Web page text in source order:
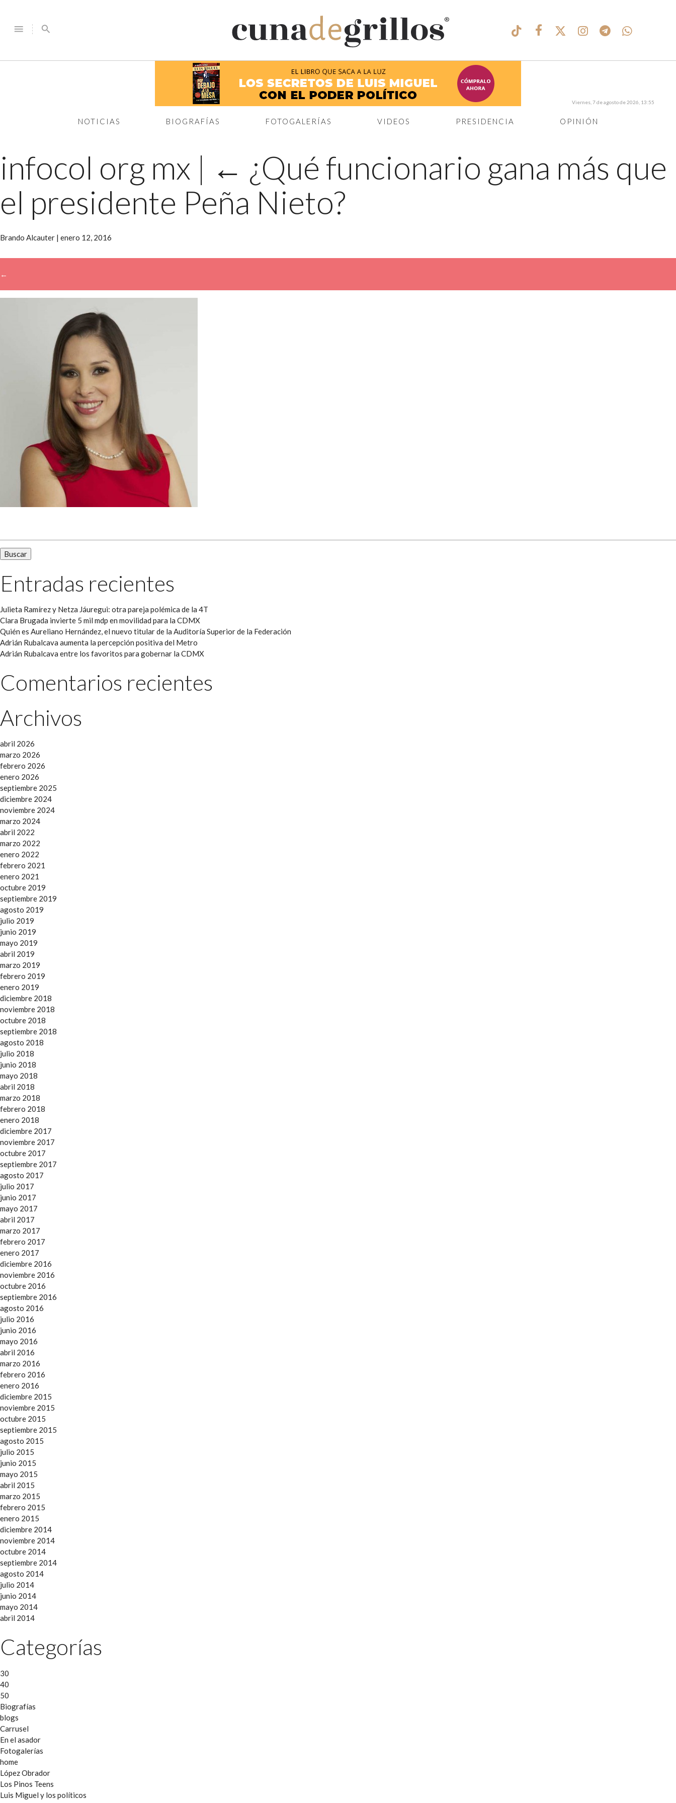
menu search
®
NOTICIAS BIOGRAFÍAS FOTOGALERÍAS VIDEOS PRESIDENCIA OPINIÓN
Viernes, 7 de agosto de 2026, 13:55
infocol org mx | ← ¿Qué funcionario gana más que
el presidente Peña Nieto?
Brando Alcauter | enero 12, 2016
←
Entradas recientes
Julieta Ramírez y Netza Jáuregui: otra pareja polémica de la 4T
Clara Brugada invierte 5 mil mdp en movilidad para la CDMX
Quién es Aureliano Hernández, el nuevo titular de la Auditoría Superior de la Federación
Adrián Rubalcava aumenta la percepción positiva del Metro
Adrián Rubalcava entre los favoritos para gobernar la CDMX
Comentarios recientes
Archivos
abril 2026
marzo 2026
febrero 2026
enero 2026
septiembre 2025
diciembre 2024
noviembre 2024
marzo 2024
abril 2022
marzo 2022
enero 2022
febrero 2021
enero 2021
octubre 2019
septiembre 2019
agosto 2019
julio 2019
junio 2019
mayo 2019
abril 2019
marzo 2019
febrero 2019
enero 2019
diciembre 2018
noviembre 2018
octubre 2018
septiembre 2018
agosto 2018
julio 2018
junio 2018
mayo 2018
abril 2018
marzo 2018
febrero 2018
enero 2018
diciembre 2017
noviembre 2017
octubre 2017
septiembre 2017
agosto 2017
julio 2017
junio 2017
mayo 2017
abril 2017
marzo 2017
febrero 2017
enero 2017
diciembre 2016
noviembre 2016
octubre 2016
septiembre 2016
agosto 2016
julio 2016
junio 2016
mayo 2016
abril 2016
marzo 2016
febrero 2016
enero 2016
diciembre 2015
noviembre 2015
octubre 2015
septiembre 2015
agosto 2015
julio 2015
junio 2015
mayo 2015
abril 2015
marzo 2015
febrero 2015
enero 2015
diciembre 2014
noviembre 2014
octubre 2014
septiembre 2014
agosto 2014
julio 2014
junio 2014
mayo 2014
abril 2014
Categorías
30
40
50
Biografías
blogs
Carrusel
En el asador
Fotogalerías
home
López Obrador
Los Pinos Teens
Luis Miguel y los políticos